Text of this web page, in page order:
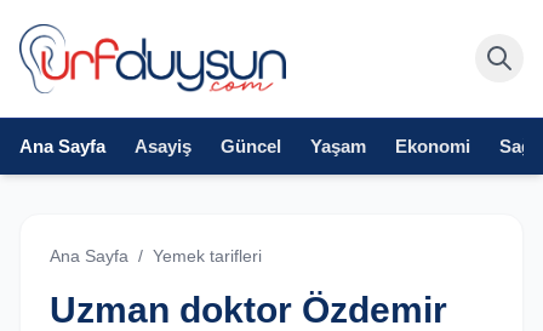
Ana Sayfa Asayiş Güncel Yaşam Ekonomi
Ana Sayfa / Yemek tarifleri
Uzman doktor Özdemir